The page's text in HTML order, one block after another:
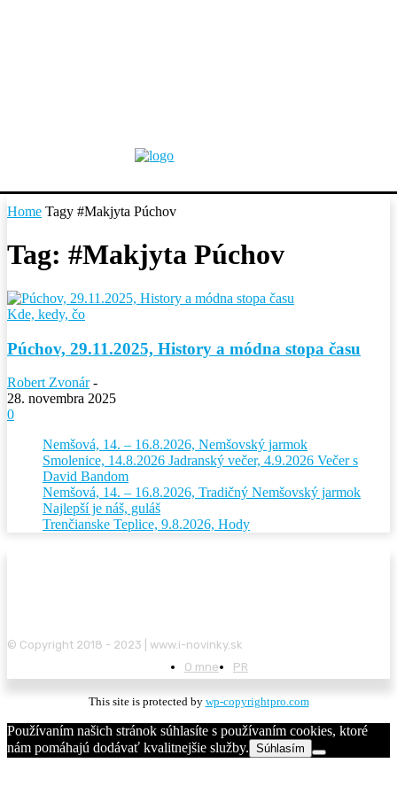
Home Tagy #Makjyta Púchov
Tag: #Makjyta Púchov
Kde, kedy, čo
Púchov, 29.11.2025, History a módna stopa času
Robert Zvonár -
28. novembra 2025
0
Nemšová, 14. – 16.8.2026, Nemšovský jarmok
Smolenice, 14.8.2026 Jadranský večer, 4.9.2026 Večer s
David Bandom
Nemšová, 14. – 16.8.2026, Tradičný Nemšovský jarmok
Najlepší je náš, guláš
Trenčianske Teplice, 9.8.2026, Hody
© Copyright 2018 - 2023 | www.i-novinky.sk
O mne
PR
This site is protected by wp-copyrightpro.com
Používaním našich stránok súhlasíte s používaním cookies, ktoré
nám pomáhajú dodávať kvalitnejšie služby. Súhlasím